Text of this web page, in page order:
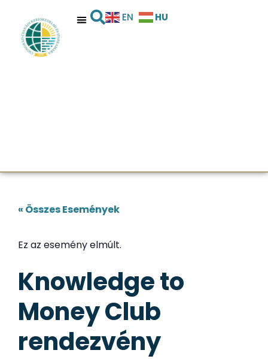
EN HU
« Összes Események
Ez az esemény elmúlt.
Knowledge to
Money Club
rendezvény